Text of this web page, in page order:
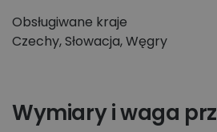
Przesyłki krajowe
Obsługiwane kraje
Czechy, Słowacja, Węgry
Wymiary i waga